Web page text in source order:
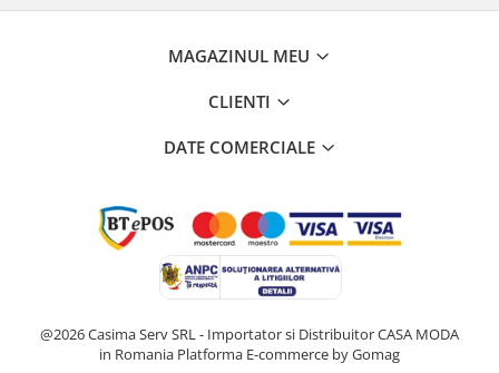
MAGAZINUL MEU
CLIENTI
DATE COMERCIALE
@2026 Casima Serv SRL - Importator si Distribuitor CASA MODA
in Romania Platforma E-commerce by Gomag